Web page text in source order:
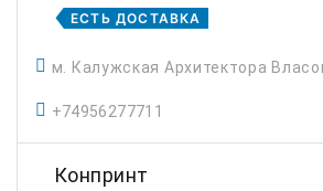
ЕСТЬ ДОСТАВКА
м. Калужская Архитектора
+74956277711
Конпринт